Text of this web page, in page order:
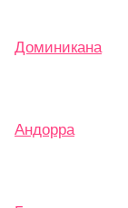
Доминикана
Андорра